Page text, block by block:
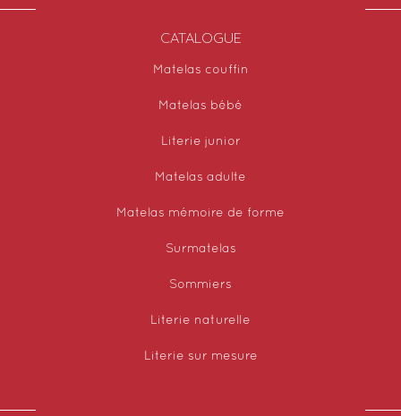
CATALOGUE
Matelas couffin
Matelas bébé
Literie junior
Matelas adulte
Matelas mémoire de forme
Surmatelas
Sommiers
Literie naturelle
Literie sur mesure